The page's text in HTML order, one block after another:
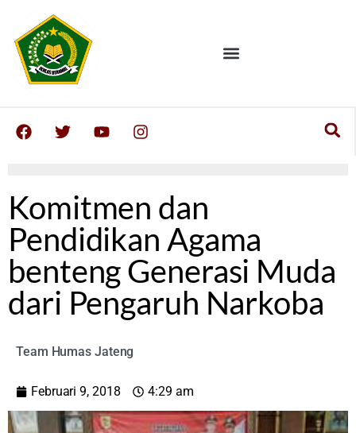
Komitmen dan
Pendidikan Agama
benteng Generasi Muda
dari Pengaruh Narkoba
Team Humas Jateng
Februari 9, 2018 4:29 am